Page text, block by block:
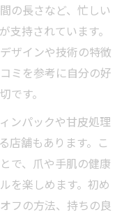
の長さなど、忙しい
支持されています。
ザインや技術の特徴
ミを参考に自分の好
です。
ンパックや甘皮処理
店舗もあります。こ
で、爪や手肌の健康
を楽しめます。初め
フの方法、持ちの良